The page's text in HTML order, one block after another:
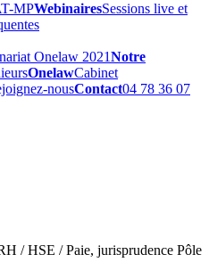
MPWebinairesSessions live et
Onelaw 2021Notre
OnelawCabinet
nousContact04 78 36 07
/ HSE / Paie, jurisprudence Pôle